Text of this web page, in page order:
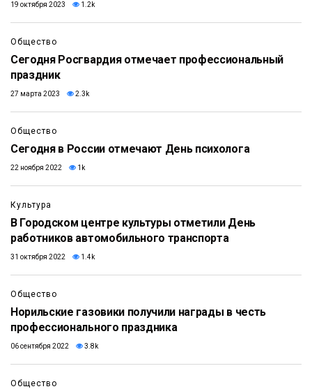
19 октября 2023 1.2k
Общество
Сегодня Росгвардия отмечает профессиональный
праздник
27 марта 2023 2.3k
Общество
Сегодня в России отмечают День психолога
22 ноября 2022 1k
Культура
В Городском центре культуры отметили День
работников автомобильного транспорта
31 октября 2022 1.4k
Общество
Норильские газовики получили награды в честь
профессионального праздника
06 сентября 2022 3.8k
Общество